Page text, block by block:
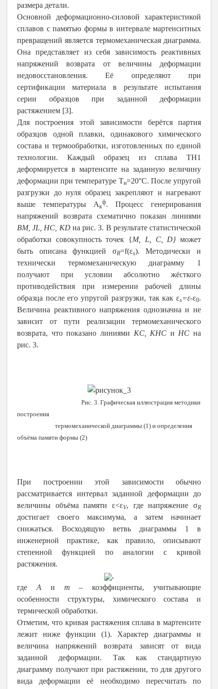
размера детали.
Основной деформационно-силовой характеристикой
сплавов с памятью формы в интервале мартенситных
превращений является термомеханическая диаграмма.
Она представляет из себя зависимость реактивных
напряжений возврата от величины деформации
недовосстановления. Её определяют при
сертификации материала в результате испытания
серии образцов при заданной деформации
растяжением [3].
Для построения этой зависимости берётся партия
образцов одной плавки, одинакового химического
состава и термообработки, изготовленных по единой
технологии. Каждый образец из сплава ТН1
деформируется в мартенсите на заданную величину
деформации при температуре Тн=20°С. После упругой
разгрузки до нуля образец закрепляют и нагревают
выше температуры Ак
ф. Процесс генерирования
напряжений возврата схематично показан линиями
BM,JL, HC, KDна рис. 3. В результате статистической
обработки совокупность точек {M, L, C, D}может
быть описана функцией σR=f(εs). Методически и
технически термомеханическую диаграмму 1
получают при условии абсолютно жёсткого
противодействия при измерении рабочей длины
образца после его упругой разгрузки, так как εs=ε-ε0.
Величина реактивного напряжения однозначна и не
зависит от пути реализации термомеханического
возврата, что показано линиями KC, KHC и HC на
рис. 3.
Рис. 3. Графическая иллюстрация методики
построения
термомеханической диаграммы (1) и определения
объёма памяти формы (2)
При построении этой зависимости обычно
рассматривается интервал заданной деформации до
величины объёма памяти ε<εV, где напряжение σR
достигает своего максимума, а затем начинает
снижаться. Восходящую ветвь диаграммы 1 в
инженерной практике, как правило, описывают
степенной функцией по аналогии с кривой
растяжения.
,
где A и m – коэффициенты, учитывающие
особенности структуры, химического состава и
термической обработки.
Отметим, что кривая растяжения сплава в мартенсите
лежит ниже функции (1). Характер диаграммы и
величина напряжений возврата зависят от вида
заданной деформации. Так как стандартную
диаграмму получают при растяжении, то для другого
вида деформации её необходимо пересчитать по